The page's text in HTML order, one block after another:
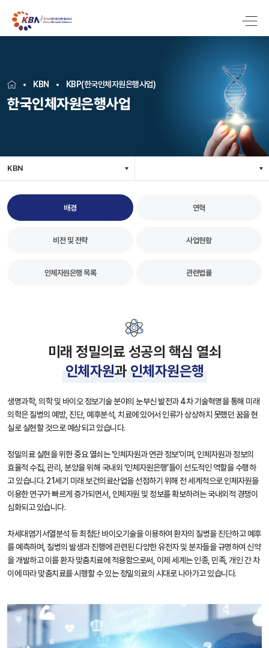
KBN KBP(한국인체자원은행사업)
한국인체자원은행사업
KBN
배경 연혁
비전 및 전략 사업현황
인체자원은행 목록 관련법률
미래 정밀의료 성공의 핵심 열쇠
인체자원과 인체자원은행
생명과학, 의학 및 바이오 정보기술 분야의 눈부신 발전과 4차 기술혁명을 통해 미래
의학은 질병의 예방, 진단, 예후분석, 치료에 있어서 인류가 상상하지 못했던 꿈을 현
실로 실현할 것으로 예상되고 있습니다.
정밀의료 실현을 위한 중요 열쇠는 ‘인체자원과 연관 정보’이며, 인체자원과 정보의
효율적 수집, 관리, 분양을 위해 국내외 ‘인체자원은행’들이 선도적인 역할을 수행하
고 있습니다. 21세기 미래 보건의료산업을 선점하기 위해 전 세계적으로 인체자원을
이용한 연구가 빠르게 증가되면서, 인체자원 및 정보를 확보하려는 국내외적 경쟁이
심화되고 있습니다.
차세대염기서열분석 등 최첨단 바이오기술을 이용하여 환자의 질병을 진단하고 예후
를 예측하며, 질병의 발생과 진행에 관련된 다양한 유전자 및 분자들을 규명하여 신약
을 개발하고 이를 환자 맞춤치료에 적용함으로써, 이제 세계는 인종, 민족, 개인 간 차
이에 따라 맞춤치료를 시행할 수 있는 정밀의료의 시대로 나아가고 있습니다.